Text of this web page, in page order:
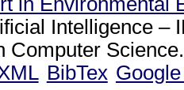
Intelligence –
Computer
BibTex